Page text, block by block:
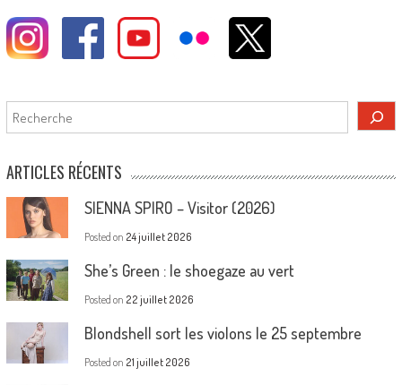
Rechercher
ARTICLES RÉCENTS
SIENNA SPIRO – Visitor (2026)
Posted on 24 juillet 2026
She’s Green : le shoegaze au vert
Posted on 22 juillet 2026
Blondshell sort les violons le 25 septembre
Posted on 21 juillet 2026